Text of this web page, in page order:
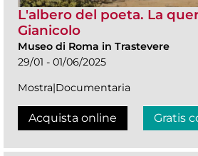
L'albero del poeta. La
Gianicolo
Museo di Roma in Trastevere
29/01 - 01/06/2025
Mostra|Documentaria
Acquista online Gratis